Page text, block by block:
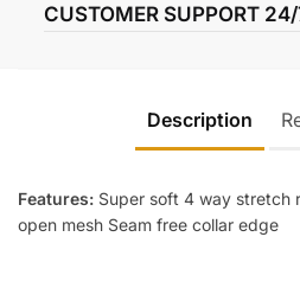
CUSTOMER SUPPORT
Description
Features: Super soft 4 way stretch
open mesh Seam free collar edge